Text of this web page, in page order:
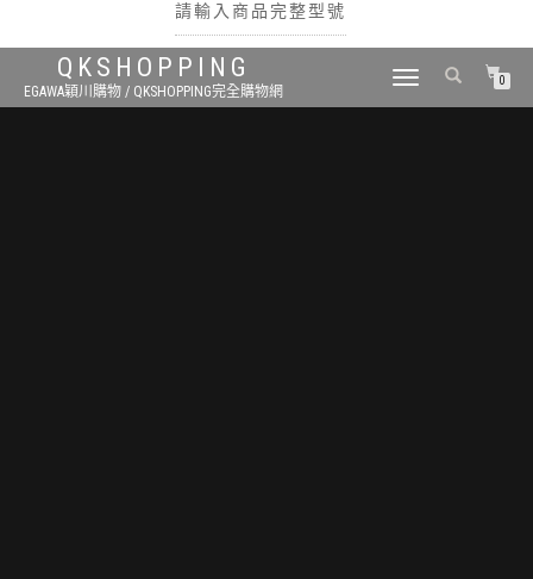
請輸入商品完整型號
QKSHOPPING
EGAWA穎川購物 / QKSHOPPING完全購物網
TOGGLE
0